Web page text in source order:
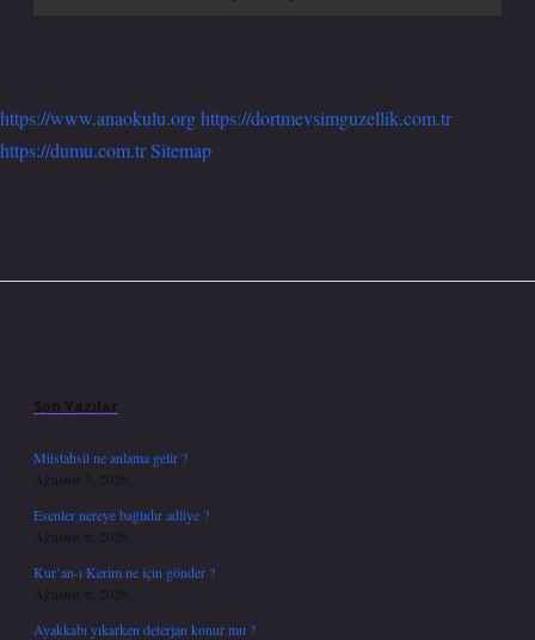
https://www.anaokulu.orghttps://dortmevsimguzellik.com.tr
https://dumu.com.trSitemap
Son Yazılar
Müstahsil ne anlama gelir ?
Ağustos 7, 2026
Esenler nereye bağlıdır adliye ?
Ağustos 6, 2026
Kur’an-ı Kerim ne için gönder ?
Ağustos 6, 2026
Ayakkabı yıkarken deterjan konur mu ?